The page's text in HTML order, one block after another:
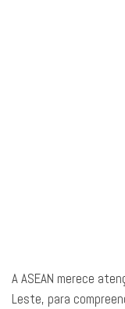
A ASEAN merece
Leste, para